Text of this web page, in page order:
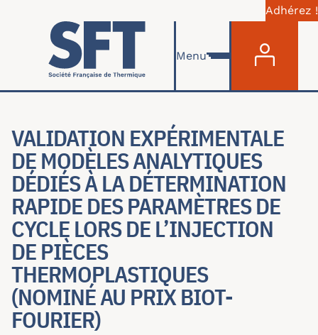
Aller au contenu principal
Adhérez !
Menu
VALIDATION EXPÉRIMENTALE
DE MODÈLES ANALYTIQUES
DÉDIÉS À LA DÉTERMINATION
RAPIDE DES PARAMÈTRES DE
CYCLE LORS DE L’INJECTION
DE PIÈCES
THERMOPLASTIQUES
(NOMINÉ AU PRIX BIOT-
FOURIER)